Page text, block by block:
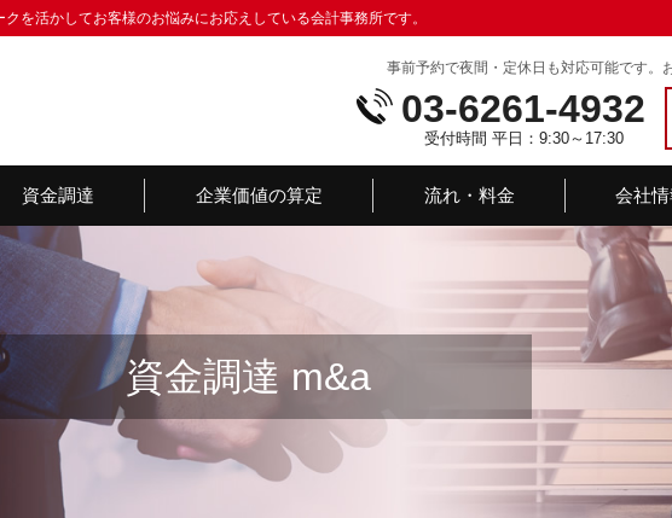
資金調達 m&a
を活かしてお客様のお悩みにお応えしている会計事務所です。
事前予約で夜間・定休日も対応可能です。
03-6261-4932
受付時間 平日：9:30～17:30
資金調達 企業価値の算定 流れ・料金 会社情